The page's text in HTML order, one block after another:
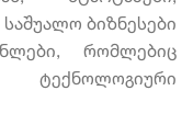
ბიზნესები
რომლებიც
ტექნოლოგიური